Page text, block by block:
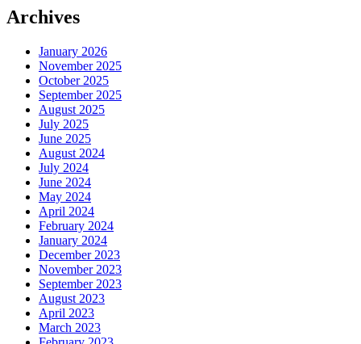
Archives
January 2026
November 2025
October 2025
September 2025
August 2025
July 2025
June 2025
August 2024
July 2024
June 2024
May 2024
April 2024
February 2024
January 2024
December 2023
November 2023
September 2023
August 2023
April 2023
March 2023